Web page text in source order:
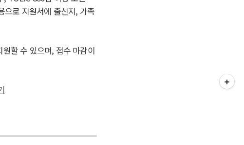
으로 지원서에 출신지, 가족
할 수 있으며, 접수 마감이